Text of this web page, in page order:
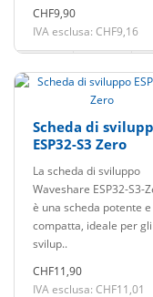
CHF9,90
IVA esclusa: CHF9,16
Scheda di
ESP32-S3 Zero
La scheda di sviluppo
Waveshare ESP32-S3-
è una scheda potente e
compatta, ideale per gli
svilup..
CHF11,90
IVA esclusa: CHF11,01